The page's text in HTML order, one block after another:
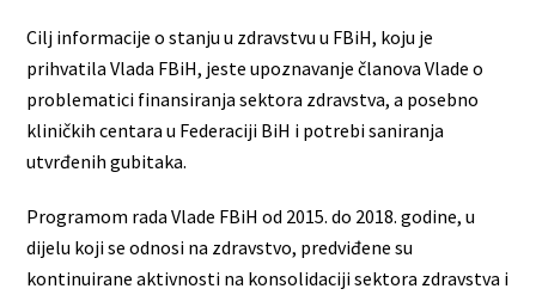
Cilj informacije o stanju u zdravstvu u FBiH, koju je
prihvatila Vlada FBiH, jeste upoznavanje članova Vlade o
problematici finansiranja sektora zdravstva, a posebno
kliničkih centara u Federaciji BiH i potrebi saniranja
utvrđenih gubitaka.
Programom rada Vlade FBiH od 2015. do 2018. godine, u
dijelu koji se odnosi na zdravstvo, predviđene su
kontinuirane aktivnosti na konsolidaciji sektora zdravstva i